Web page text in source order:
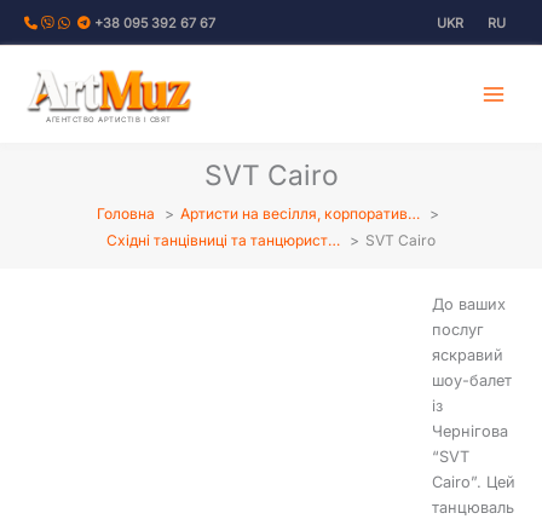
Перейти
+38 095 392 67 67 UKR RU
АГЕНТСТВО АРТИСТІВ І СВЯТ
SVT Cairo
Головна
Артисти на весілля, корпоратив…
Східні танцівниці та танцюрист…
SVT Cairo
До ваших
послуг
яскравий
шоу-балет
із
Чернігова
“SVT
Cairo”. Цей
танцюваль